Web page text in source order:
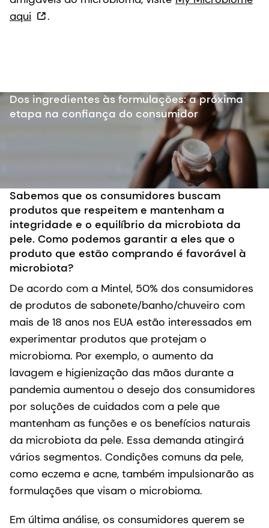
aqui
.
Dos ingredientes às formulações: a próxima
etapa na confiança do consumidor
Sabemos que os consumidores buscam
produtos que respeitem e mantenham a
integridade e o equilíbrio da microbiota da
pele. Como podemos garantir a eles que o
produto que estão comprando é favorável à
microbiota?
De acordo com a Mintel, 50% dos consumidores
de produtos de sabonete/banho/chuveiro com
mais de 18 anos nos EUA estão interessados em
experimentar produtos que protejam o
microbioma. Por exemplo, o aumento da
lavagem e higienização das mãos durante a
pandemia aumentou o desejo dos consumidores
por soluções de cuidados com a pele que
mantenham as funções e os benefícios naturais
da microbiota da pele. Essa demanda atingirá
vários segmentos. Condições comuns da pele,
como eczema e acne, também impulsionarão as
formulações que visam o microbioma.
Em última análise, os consumidores querem se